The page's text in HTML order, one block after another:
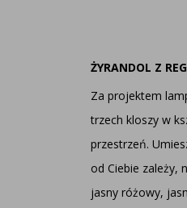
ŻYRANDOL Z
Za projektem
trzech kloszy w
przestrzeń.
od Ciebie zależy,
jasny różowy,